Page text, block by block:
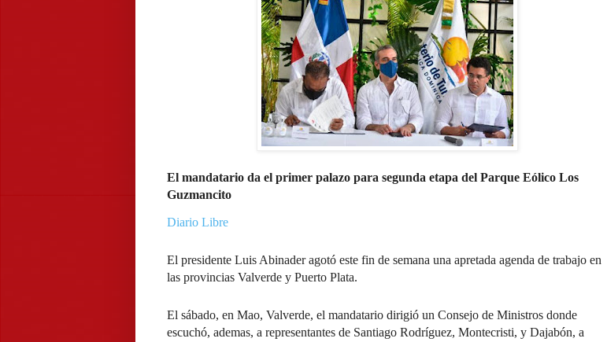
El mandatario da el primer palazo para segunda etapa del Parque Eólico Los
Guzmancito
Diario Libre
El presidente Luis Abinader agotó este fin de semana una apretada agenda de trabajo en
las provincias Valverde y Puerto Plata.
El sábado, en Mao, Valverde, el mandatario dirigió un Consejo de Ministros donde
escuchó, ademas, a representantes de Santiago Rodríguez, Montecristi, y Dajabón, a